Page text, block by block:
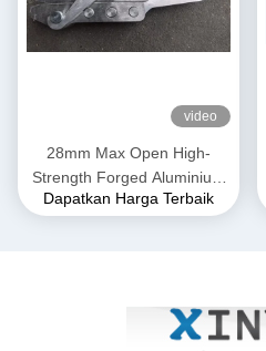
video
28mm Max Open High-
Strength Forged Aluminium
Alloy Come-Along Clamp
Dapatkan Harga Terbaik